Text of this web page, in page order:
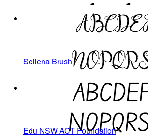
Sellena Brush
Edu NSW ACT Foundation